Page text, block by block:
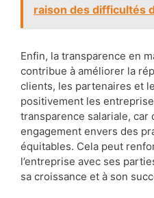
raison des difficultés
Enfin, la transparence en
contribue à améliorer la
clients, les partenaires et
positivement les
transparence salariale, car
engagement envers des
équitables. Cela peut
l’entreprise avec ses
sa croissance et à son